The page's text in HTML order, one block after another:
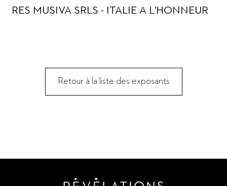
RES MUSIVA SRLS - ITALIE A L'HONNEUR
Retour à la liste des exposants